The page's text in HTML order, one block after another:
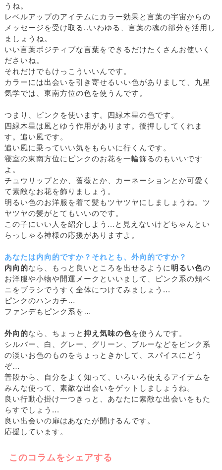
うね。
レベルアップのアイテムにカラー効果と言葉の宇宙からの
メッセージを受け取る..いわゆる、言葉の魂の部分を活用し
ましょうね。
いい言葉ポジティブな言葉をできるだけたくさんお使いく
ださいね。
それだけでもけっこういいんです。
カラーには出会いを引き寄せるいい色がありまして、九星
気学では、東南方位の色を使うんです。
つまり、ピンクを使います。四緑木星の色です。
四緑木星は風とゆう作用があります。後押ししてくれま
す。追い風です。
追い風に乗っていい気をもらいに行くんです。
寝室の東南方位にピンクのお花を一輪飾るのもいいです
よ。
チュウリップとか、薔薇とか、カーネーションとか可愛く
て素敵なお花を飾りましょう。
明るい色のお洋服を着て髪もツヤツヤにしましょうね。ツ
ヤツヤの髪がとてもいいのです。
この子にいい人を紹介しよう...と見えないけどちゃんとい
らっしゃる神様の応援がありますよ。
あなたは内向的ですか？それとも、外向的ですか？
内向的なら、もっと良いところを出せるように明るい色の
お洋服や小物や開運メークといいまして、ピンク系の頬ベ
ニをブラシでうすく全体につけてみましょう...
ピンクのハンカチ…
ファンデもピンク系を…
外向的なら、ちょっと 抑え気味の色を使うんです。
シルバー、白、グレー、グリーン、ブルーなどをピンク系
の淡いお色のものをちょっときかして、スパイスにどう
ぞ…
普段から、自分をよく知って、いろいろ使えるアイテムを
みんな使って、素敵な出会いをゲットしましょうね。
良い行動心掛け一つきっと、あなたに素敵な出会いをもた
らすでしょう...
良い出会いの扉はあなたが開けるんです。
応援しています。
このコラムをシェアする